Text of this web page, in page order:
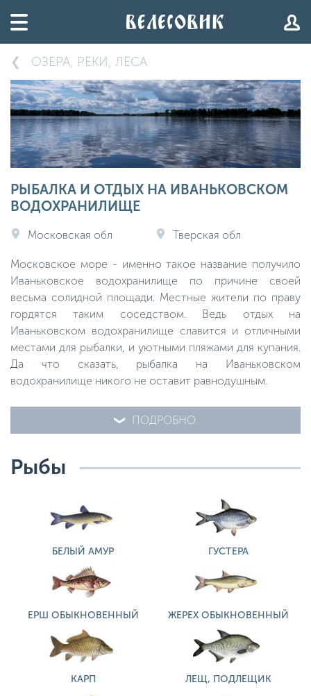
ОЗЕРА, РЕКИ, ЛЕСА
РЫБАЛКА И ОТДЫХ НА ИВАНЬКОВСКОМ
ВОДОХРАНИЛИЩЕ
Московская обл Тверская обл
Московское море - именно такое название получило
Иваньковское водохранилище по причине своей
весьма солидной площади. Местные жители по праву
гордятся таким соседством. Ведь отдых на
Иваньковском водохранилище славится и отличными
местами для рыбалки, и уютными пляжами для купания.
Да что сказать, рыбалка на Иваньковском
водохранилище никого не оставит равнодушным.
ПОДРОБНО
Рыбы
БЕЛЫЙ АМУР ГУСТЕРА
ЕРШ ОБЫКНОВЕННЫЙ ЖЕРЕХ ОБЫКНОВЕННЫЙ
КАРП ЛЕЩ, ПОДЛЕЩИК